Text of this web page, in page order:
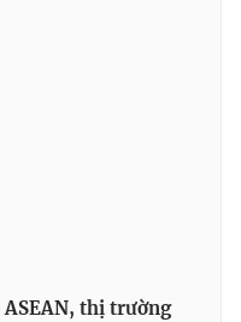
thị trường